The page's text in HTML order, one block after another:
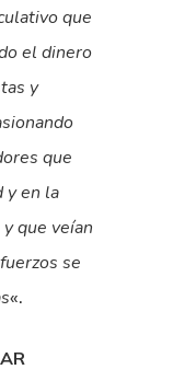
que
el dinero
y
que
y en la
que veían
se
«.